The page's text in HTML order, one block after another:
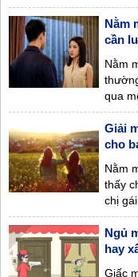
Nằm
cần
Nằm
qua
Giải
cho
Nằm
thấy
chị
Ngủ
hay
Giấc